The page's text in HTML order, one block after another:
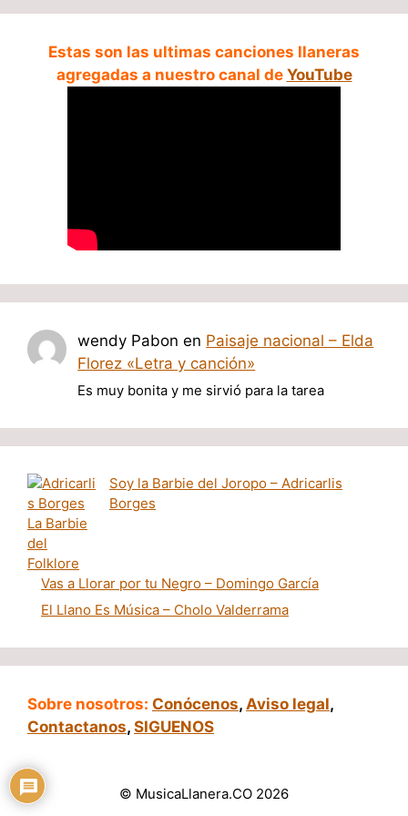
Estas son las ultimas canciones llaneras
agregadas a nuestro canal de YouTube
wendy Pabon en Paisaje nacional – Elda
Florez «Letra y canción»
Es muy bonita y me sirvió para la tarea
Soy la Barbie del Joropo – Adricarlis
Borges
Vas a Llorar por tu Negro – Domingo García
El Llano Es Música – Cholo Valderrama
Sobre nosotros: Conócenos, Aviso legal,
Contactanos, SIGUENOS
© MusicaLlanera.CO 2026